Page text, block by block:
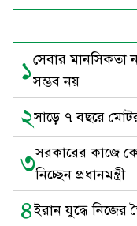
১সেবার মানসিকতা
সম্ভব নয়
২সাড়ে ৭ বছরে
৩সরকারের কাজে
নিচ্ছেন প্রধানমন্ত্রী
৪ইরান যুদ্ধে নিজের